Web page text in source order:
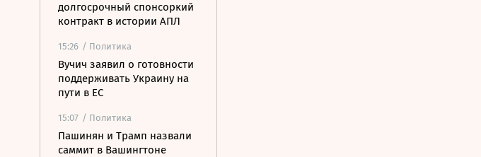
долгосрочный спонсоркий
контракт в истории АПЛ
15:26 / Политика
Вучич заявил о готовности
поддерживать Украину на
пути в ЕС
15:07 / Политика
Пашинян и Трамп назвали
саммит в Вашингтоне